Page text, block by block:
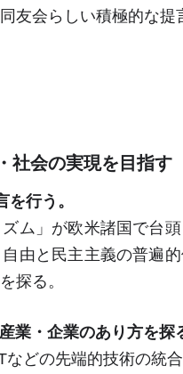
友会らしい積極的な提
社会の実現を目指す
行う。
」が欧米諸国で台
由と民主主義の普遍
探る。
業・企業のあり方を探
などの先端的技術の統